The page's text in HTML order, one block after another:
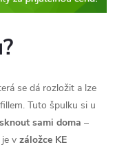
se dá rozložit a lze
Tuto špulku si u
sami doma –
v záložce KE